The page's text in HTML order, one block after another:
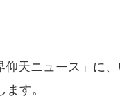
天ニュース」に
す。